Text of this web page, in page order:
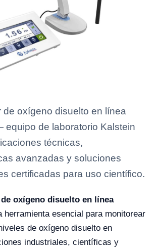
de oxígeno disuelto en línea
de laboratorio Kalstein
técnicas,
avanzadas y soluciones
certificadas para uso científico.
oxígeno disuelto en línea
herramienta esencial para monitorear
de oxígeno disuelto en
industriales, científicas y